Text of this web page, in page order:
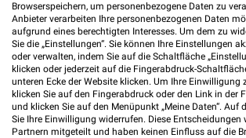
RENOVA
Ringstr. 11
96482 Ahorn/Coburg
Heute 10:00 - 17:00 Uhr |
305,60 km
Browserspeichern, um personenbezogene Daten zu
Anbieter verarbeiten Ihre personenbezogenen Daten
aufgrund eines berechtigten Interesses. Um dem zu
Sie die „Einstellungen“. Sie können Ihre Einstellungen
oder verwalten, indem Sie auf die Schaltfläche
klicken oder jederzeit auf die Fingerabdruck-
unteren Ecke der Website klicken. Um Ihre Einwilligung
klicken Sie auf den Fingerabdruck oder den Link in der
und klicken Sie auf den Menüpunkt „Meine Daten“. Auf
Sie Ihre Einwilligung widerrufen. Diese Entscheidungen
Partnern mitgeteilt und haben keinen Einfluss auf die